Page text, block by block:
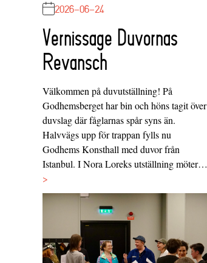
2026-06-24
Vernissage Duvornas
Revansch
Välkommen på duvutställning! På
Godhemsberget har bin och höns tagit över
duvslag där fåglarnas spår syns än.
Halvvägs upp för trappan fylls nu
Godhems Konsthall med duvor från
Istanbul. I Nora Loreks utställning möter…
>